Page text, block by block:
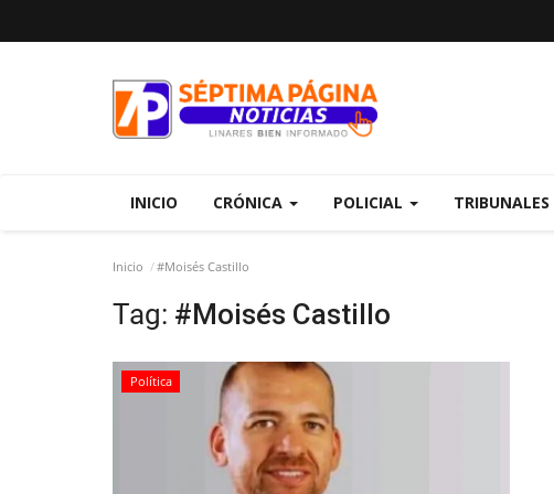
INICIO CRÓNICA POLICIAL TRIBUNALES
Inicio #Moisés Castillo
Tag: #Moisés Castillo
Política